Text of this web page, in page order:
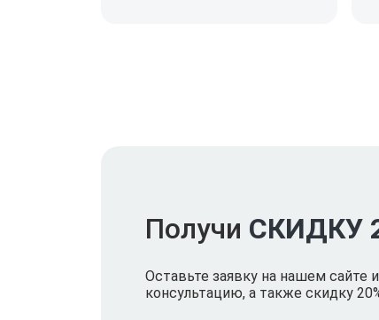
Получи СКИДКУ
Оставьте заявку на нашем
консультацию, а также скидку